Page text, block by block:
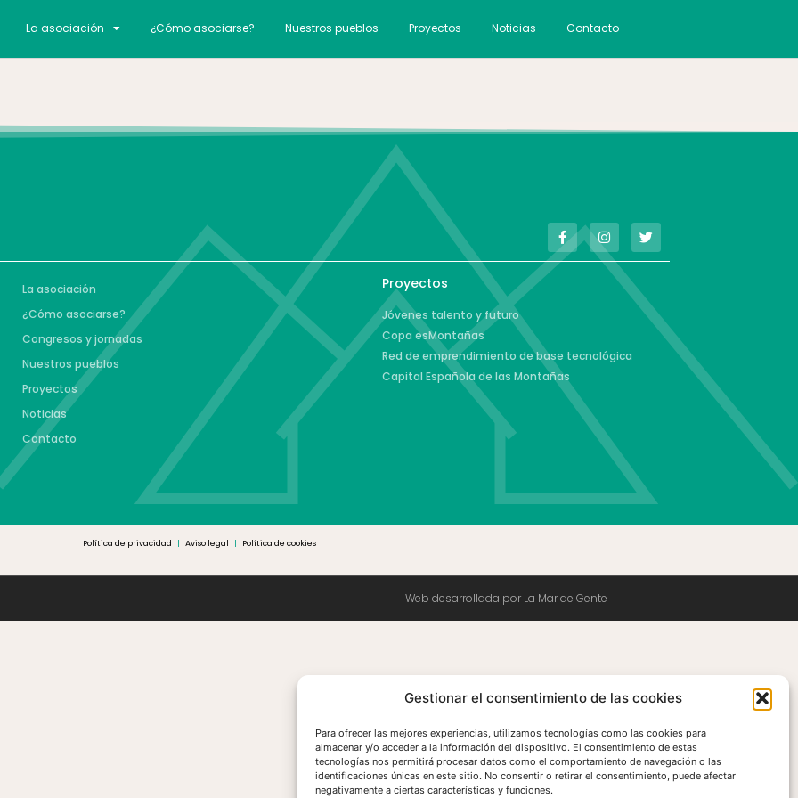
Gestionar el consentimiento de las cookies
Para ofrecer las mejores experiencias, utilizamos tecnologías como las cookies para
almacenar y/o acceder a la información del dispositivo. El consentimiento de estas
tecnologías nos permitirá procesar datos como el comportamiento de navegación o las
identificaciones únicas en este sitio. No consentir o retirar el consentimiento, puede afectar
negativamente a ciertas características y funciones.
La asociación ¿Cómo asociarse? Nuestros pueblos Proyectos Noticias Contacto
La asociación
¿Cómo asociarse?
Congresos y jornadas
Nuestros pueblos
Proyectos
Noticias
Contacto
Proyectos
Jóvenes talento y futuro
Copa esMontañas
Red de emprendimiento de base tecnológica
Capital Española de las Montañas
Política de privacidad | Aviso legal | Política de cookies
Web desarrollada por La Mar de Gente